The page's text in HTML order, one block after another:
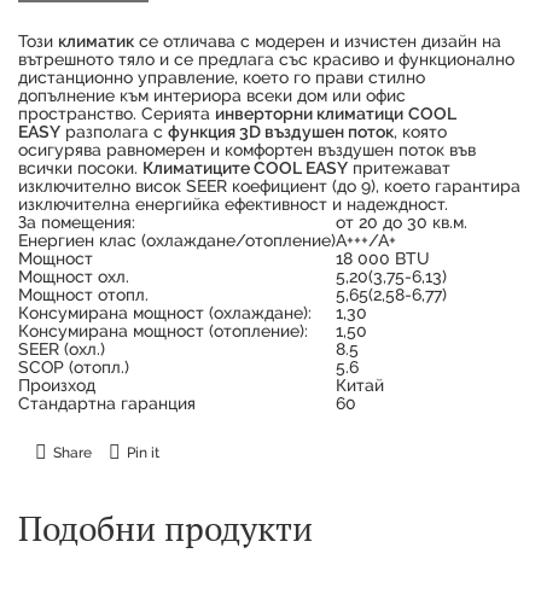
Продуктът е успешно добавен в количката
Този климатик се отличава с модерен и изчистен дизайн на
вътрешното тяло и се предлага със красиво и функционално
дистанционно управление, което го прави стилно
допълнение към интериора всеки дом или офис
пространство. Серията инверторни климатици COOL
EASY разполага с функция 3D въздушен поток, която
осигурява равномерен и комфортен въздушен поток във
всички посоки. Климатиците COOL EASY притежават
изключително висок SEER коефициент (до 9), което гарантира
изключителна енергийка ефективност и надеждност.
За помещения:
от 20 до 30 кв.м.
Енергиен клас (охлаждане/отопление)А+++/А+
Мощност
18 000 BTU
Мощност охл.
5,20(3,75-6,13)
Мощност отопл.
5,65(2,58-6,77)
Консумирана мощност (охлаждане):
1,30
Консумирана мощност (отопление):
1,50
SEER (охл.)
8.5
SCOP (отопл.)
5.6
Произход
Китай
Стандартна гаранция
60
Share Pin it
Подобни продукти